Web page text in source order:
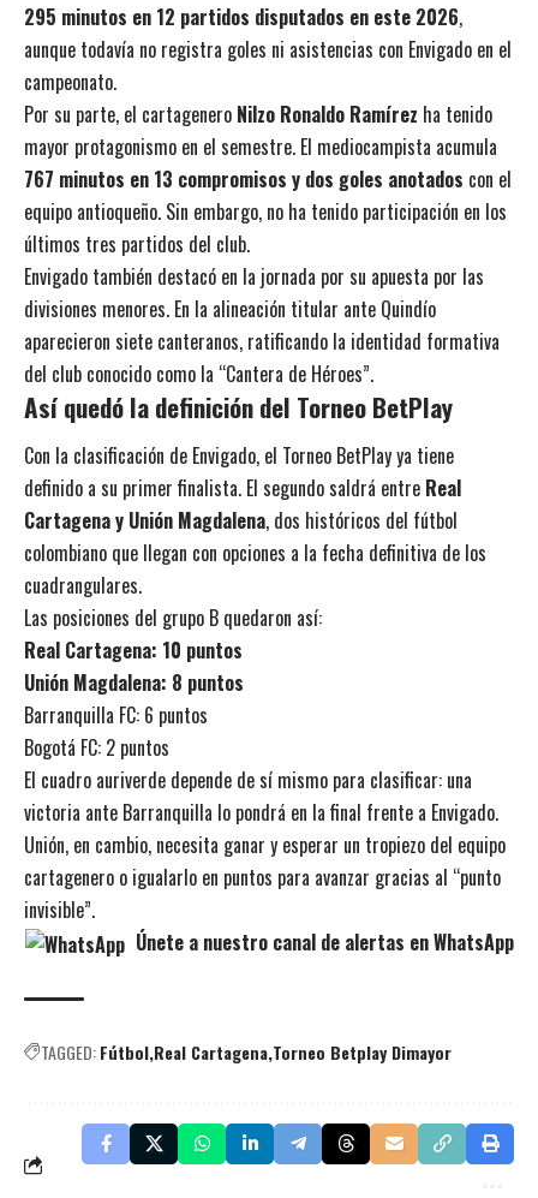
295 minutos en 12 partidos disputados en este 2026,
aunque todavía no registra goles ni asistencias con Envigado en el
campeonato.
Por su parte, el cartagenero Nilzo Ronaldo Ramírez ha tenido
mayor protagonismo en el semestre. El mediocampista acumula
767 minutos en 13 compromisos y dos goles anotados con el
equipo antioqueño. Sin embargo, no ha tenido participación en los
últimos tres partidos del club.
Envigado también destacó en la jornada por su apuesta por las
divisiones menores. En la alineación titular ante Quindío
aparecieron siete canteranos, ratificando la identidad formativa
del club conocido como la “Cantera de Héroes”.
Así quedó la definición del Torneo BetPlay
Con la clasificación de Envigado, el Torneo BetPlay ya tiene
definido a su primer finalista. El segundo saldrá entre Real
Cartagena y Unión Magdalena, dos históricos del fútbol
colombiano que llegan con opciones a la fecha definitiva de los
cuadrangulares.
Las posiciones del grupo B quedaron así:
Real Cartagena: 10 puntos
Unión Magdalena: 8 puntos
Barranquilla FC: 6 puntos
Bogotá FC: 2 puntos
El cuadro auriverde depende de sí mismo para clasificar: una
victoria ante Barranquilla lo pondrá en la final frente a Envigado.
Unión, en cambio, necesita ganar y esperar un tropiezo del equipo
cartagenero o igualarlo en puntos para avanzar gracias al “punto
invisible”.
Únete a nuestro canal de alertas en WhatsApp
TAGGED:Fútbol Real Cartagena Torneo Betplay Dimayor